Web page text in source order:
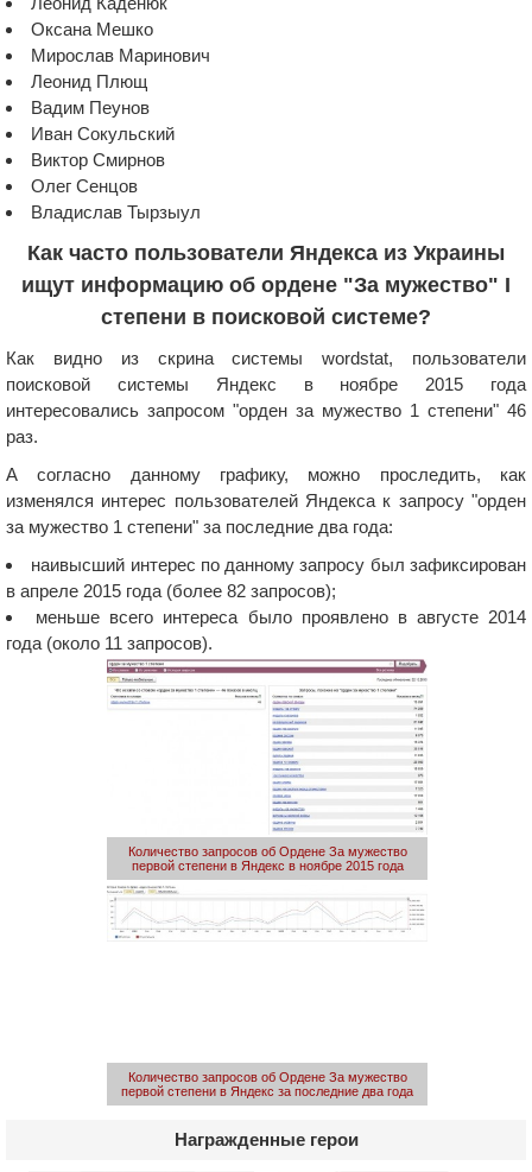
Оксана Мешко
Мирослав Маринович
Леонид Плющ
Вадим Пеунов
Иван Сокульский
Виктор Смирнов
Олег Сенцов
Владислав Тырзыул
Как часто пользователи Яндекса из Украины
ищут информацию об ордене "За мужество" I
степени в поисковой системе?
Как видно из скрина системы wordstat, пользователи
поисковой системы Яндекс в ноябре 2015 года
интересовались запросом "орден за мужество 1 степени" 46
раз.
А согласно данному графику, можно проследить, как
изменялся интерес пользователей Яндекса к запросу "орден
за мужество 1 степени" за последние два года:
наивысший интерес по данному запросу был зафиксирован
в апреле 2015 года (более 82 запросов);
меньше всего интереса было проявлено в августе 2014
года (около 11 запросов).
Количество запросов об Ордене За мужество
первой степени в Яндекс в ноябре 2015 года
Количество запросов об Ордене За мужество
первой степени в Яндекс за последние два года
Награжденные герои